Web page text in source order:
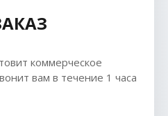
коммерческое
вам в течение 1 часа